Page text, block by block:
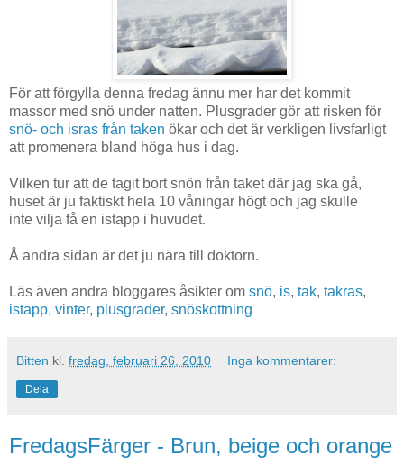
För att förgylla denna fredag ännu mer har det kommit
massor med snö under natten. Plusgrader gör att risken för
snö- och isras från taken ökar och det är verkligen livsfarligt
att promenera bland höga hus i dag.
Vilken tur att de tagit bort snön från taket där jag ska gå,
huset är ju faktiskt hela 10 våningar högt och jag skulle
inte vilja få en istapp i huvudet.
Å andra sidan är det ju nära till doktorn.
Läs även andra bloggares åsikter om snö, is, tak, takras,
istapp, vinter, plusgrader, snöskottning
Bitten kl. fredag, februari 26, 2010 Inga kommentarer:
Dela
FredagsFärger - Brun, beige och orange